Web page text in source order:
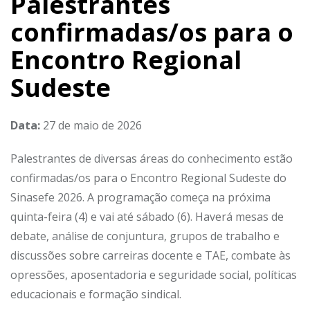
confirmadas/os para o
Encontro Regional
Sudeste
Data: 27 de maio de 2026
Palestrantes de diversas áreas do conhecimento estão
confirmadas/os para o Encontro Regional Sudeste do
Sinasefe 2026. A programação começa na próxima
quinta-feira (4) e vai até sábado (6). Haverá mesas de
debate, análise de conjuntura, grupos de trabalho e
discussões sobre carreiras docente e TAE, combate às
opressões, aposentadoria e seguridade social, políticas
educacionais e formação sindical.